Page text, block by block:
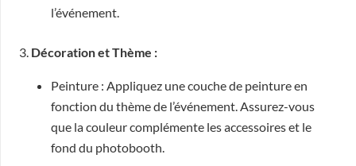
l’événement.
3. Décoration et Thème :
Peinture : Appliquez une couche de peinture en
fonction du thème de l’événement. Assurez-vous
que la couleur complémente les accessoires et le
fond du photobooth.